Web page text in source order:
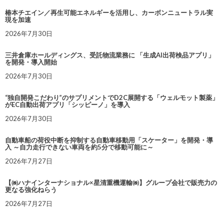
椿本チエイン／再生可能エネルギーを活用し、カーボンニュートラル実
現を加速
2026年7月30日
三井倉庫ホールディングス、受託物流業務に 「生成AI出荷検品アプリ」
を開発・導入開始
2026年7月30日
“独自開発こだわり”のサプリメントでD2C展開する「ウェルモット製薬」
がEC自動出荷アプリ「シッピーノ」を導入
2026年7月30日
自動車船の荷役中断を抑制する自動車移動用「スケーター」を開発・導
入 ～自力走行できない車両を約5分で移動可能に～
2026年7月27日
【㈱ハナインターナショナル×星清重機運輸㈱】グループ会社で販売力の
更なる強化ねらう
2026年7月27日